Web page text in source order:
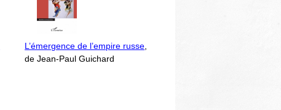
L’émergence de l’empire russe
de Jean-Paul Guichard